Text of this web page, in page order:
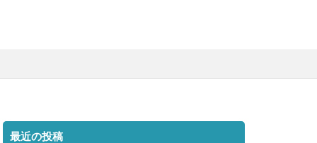
最近の投稿